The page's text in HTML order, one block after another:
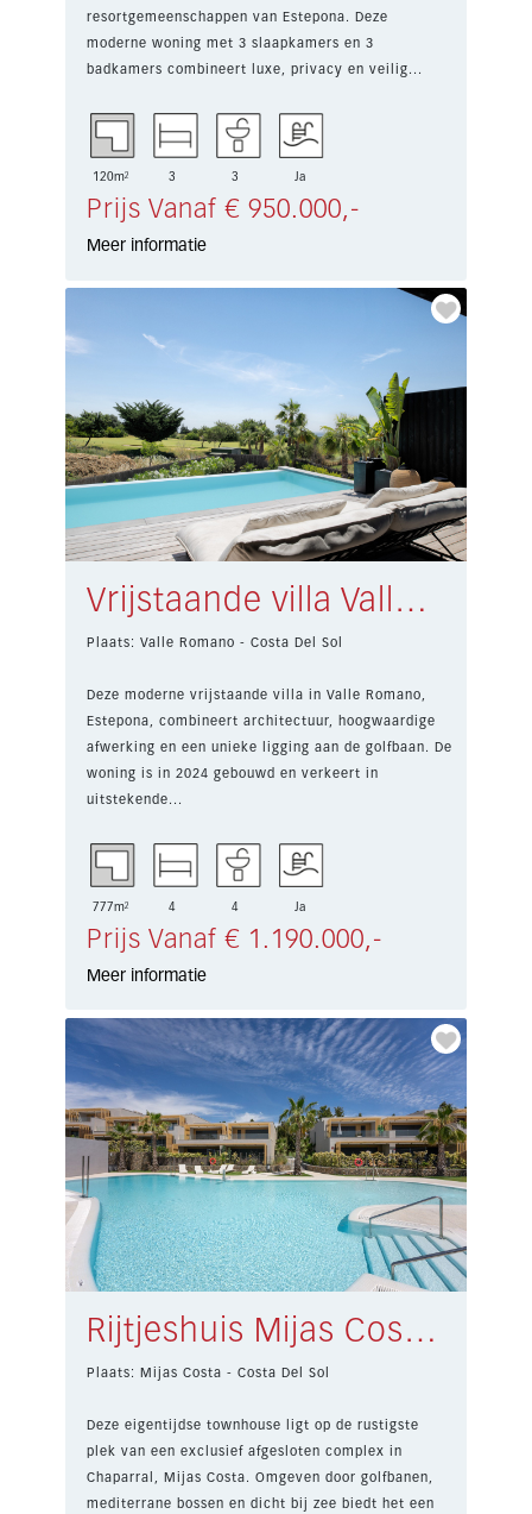
resortgemeenschappen van Estepona. Deze
moderne woning met 3 slaapkamers en 3
badkamers combineert luxe, privacy en veilig...
120m² 3 3 Ja
Prijs Vanaf € 950.000,-
Meer informatie
Vrijstaande villa Valle Romano € 1.190.000,-
Plaats: Valle Romano - Costa Del Sol
Deze moderne vrijstaande villa in Valle Romano,
Estepona, combineert architectuur, hoogwaardige
afwerking en een unieke ligging aan de golfbaan. De
woning is in 2024 gebouwd en verkeert in
uitstekende...
777m² 4 4 Ja
Prijs Vanaf € 1.190.000,-
Meer informatie
Rijtjeshuis Mijas Costa € 790.000,-
Plaats: Mijas Costa - Costa Del Sol
Deze eigentijdse townhouse ligt op de rustigste
plek van een exclusief afgesloten complex in
Chaparral, Mijas Costa. Omgeven door golfbanen,
mediterrane bossen en dicht bij zee biedt het een